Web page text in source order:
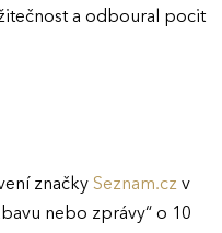
a odboural pocit
značkySeznam.czv
nebo zprávy“ o 10